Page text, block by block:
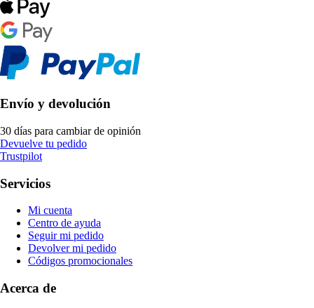
Envío y devolución
30 días para cambiar de opinión
Devuelve tu pedido
Trustpilot
Servicios
Mi cuenta
Centro de ayuda
Seguir mi pedido
Devolver mi pedido
Códigos promocionales
Acerca de